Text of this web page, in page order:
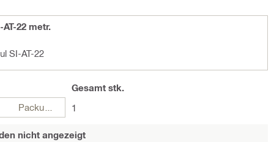
22 metr.
SI-AT-22
Gesamt stk.
1
nicht angezeigt